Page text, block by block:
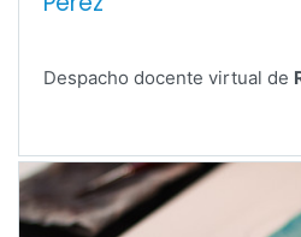
Despacho docente virtual de